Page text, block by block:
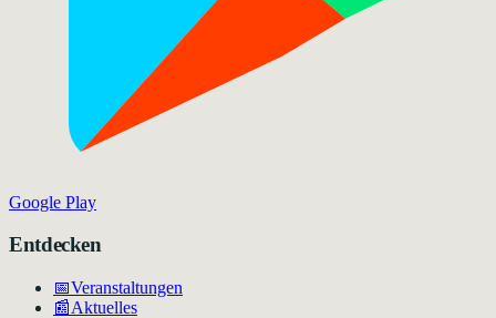
Google Play
Entdecken
📅Veranstaltungen
📰Aktuelles